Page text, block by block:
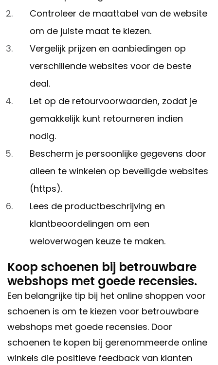
Controleer de maattabel van de website
om de juiste maat te kiezen.
Vergelijk prijzen en aanbiedingen op
verschillende websites voor de beste
deal.
Let op de retourvoorwaarden, zodat je
gemakkelijk kunt retourneren indien
nodig.
Bescherm je persoonlijke gegevens door
alleen te winkelen op beveiligde websites
(https).
Lees de productbeschrijving en
klantbeoordelingen om een
weloverwogen keuze te maken.
Koop schoenen bij betrouwbare
webshops met goede recensies.
Een belangrijke tip bij het online shoppen voor
schoenen is om te kiezen voor betrouwbare
webshops met goede recensies. Door
schoenen te kopen bij gerenommeerde online
winkels die positieve feedback van klanten